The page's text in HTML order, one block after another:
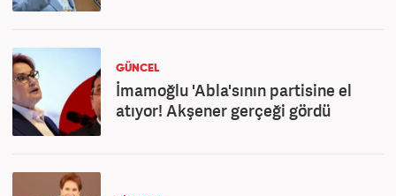
GÜNCEL
İmamoğlu 'Abla'sının partisine el
atıyor! Akşener gerçeği gördü